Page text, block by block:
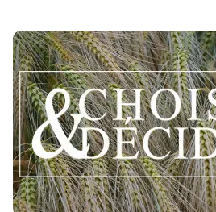
Conduite des orges d'hiver :
réussir ses interventions au
Retrouvez les préconisations en
azotée et de protection des orges...
12 DÉC. 2025